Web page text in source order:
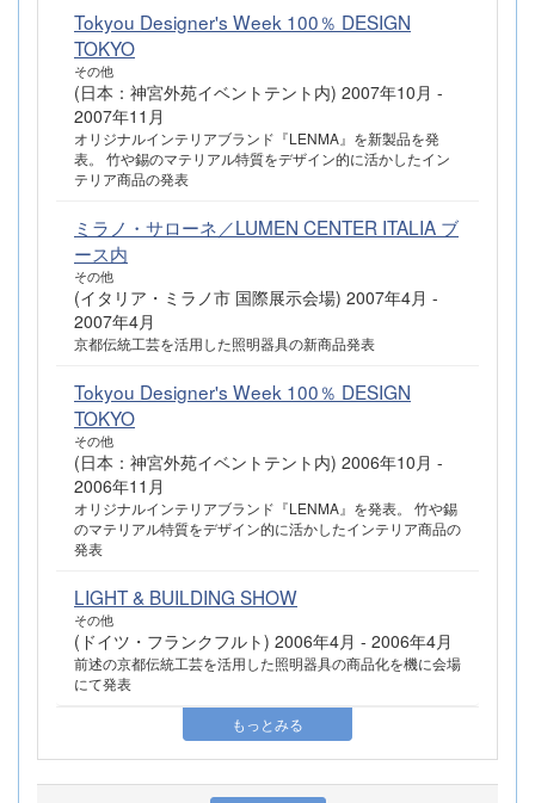
Tokyou Designer's Week 100％ DESIGN
TOKYO
その他
(日本：神宮外苑イベントテント内) 2007年10月 -
2007年11月
オリジナルインテリアブランド『LENMA』を新製品を発
表。 竹や錫のマテリアル特質をデザイン的に活かしたイン
テリア商品の発表
ミラノ・サローネ／LUMEN CENTER ITALIA ブ
ース内
その他
(イタリア・ミラノ市 国際展示会場) 2007年4月 -
2007年4月
京都伝統工芸を活用した照明器具の新商品発表
Tokyou Designer's Week 100％ DESIGN
TOKYO
その他
(日本：神宮外苑イベントテント内) 2006年10月 -
2006年11月
オリジナルインテリアブランド『LENMA』を発表。 竹や錫
のマテリアル特質をデザイン的に活かしたインテリア商品の
発表
LIGHT & BUILDING SHOW
その他
(ドイツ・フランクフルト) 2006年4月 - 2006年4月
前述の京都伝統工芸を活用した照明器具の商品化を機に会場
にて発表
もっとみる